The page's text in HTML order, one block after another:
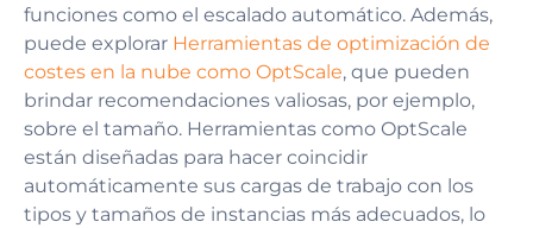
funciones como el escalado automático. Además,
puede explorar Herramientas de optimización de
costes en la nube como OptScale, que pueden
brindar recomendaciones valiosas, por ejemplo,
sobre el tamaño. Herramientas como OptScale
están diseñadas para hacer coincidir
automáticamente sus cargas de trabajo con los
tipos y tamaños de instancias más adecuados, lo